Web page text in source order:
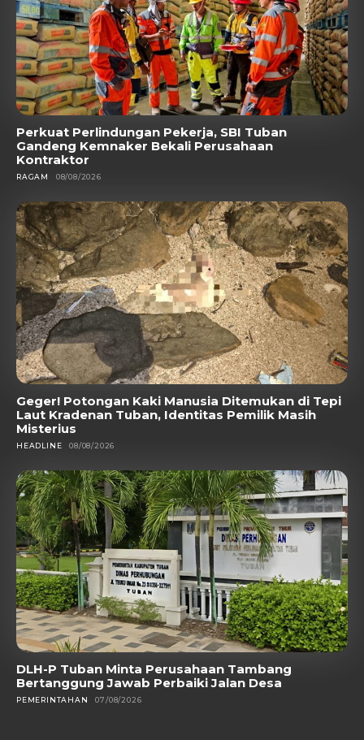
Perkuat Perlindungan Pekerja, SBI Tuban
Gandeng Kemnaker Bekali Perusahaan
Kontraktor
RAGAM 08/08/2026
Geger! Potongan Kaki Manusia Ditemukan di Tepi
Laut Kradenan Tuban, Identitas Pemilik Masih
Misterius
HEADLINE 08/08/2026
DLH-P Tuban Minta Perusahaan Tambang
Bertanggung Jawab Perbaiki Jalan Desa
PEMERINTAHAN 07/08/2026